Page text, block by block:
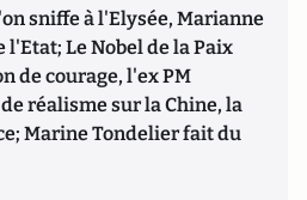
sniffe à l'Elysée, Marianne
l'Etat; Le Nobel de la Paix
de courage, l'ex PM
réalisme sur la Chine, la
Marine Tondelier fait du